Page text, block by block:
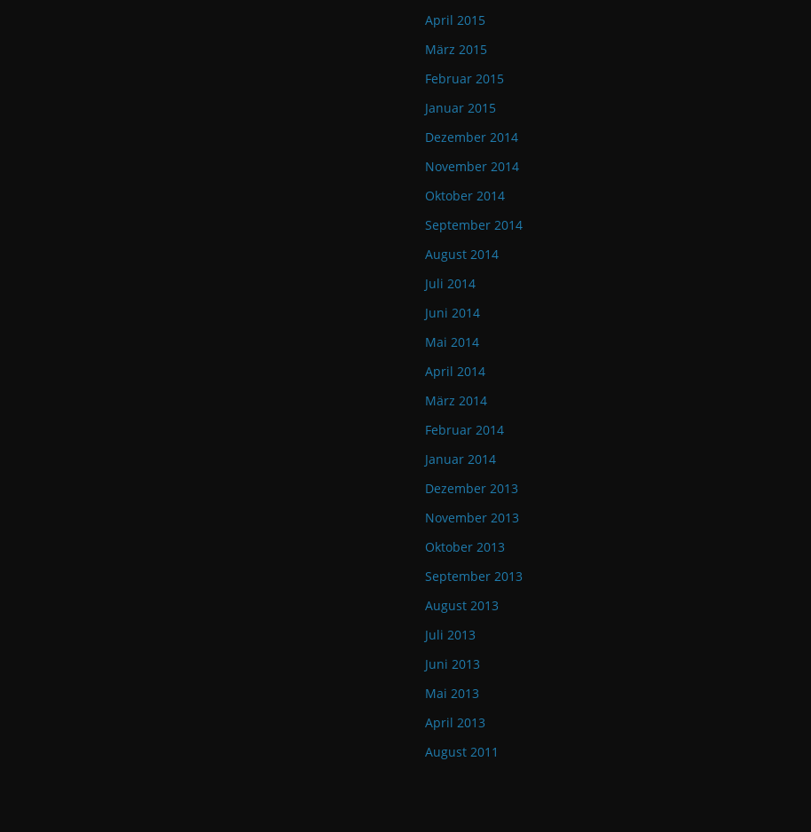
April 2015
März 2015
Februar 2015
Januar 2015
Dezember 2014
November 2014
Oktober 2014
September 2014
August 2014
Juli 2014
Juni 2014
Mai 2014
April 2014
März 2014
Februar 2014
Januar 2014
Dezember 2013
November 2013
Oktober 2013
September 2013
August 2013
Juli 2013
Juni 2013
Mai 2013
April 2013
August 2011